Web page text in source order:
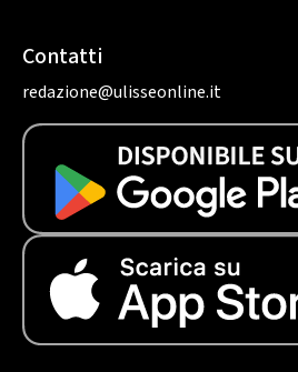
Contatti
redazione@ulisseonline.it